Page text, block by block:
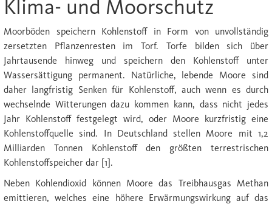
Klima- und Moorschutz
Moorböden speichern Kohlenstoff in Form von unvollständig
zersetzten Pflanzenresten im Torf. Torfe bilden sich über
Jahrtausende hinweg und speichern den Kohlenstoff unter
Wassersättigung permanent. Natürliche, lebende Moore sind
daher langfristig Senken für Kohlenstoff, auch wenn es durch
wechselnde Witterungen dazu kommen kann, dass nicht jedes
Jahr Kohlenstoff festgelegt wird, oder Moore kurzfristig eine
Kohlenstoffquelle sind. In Deutschland stellen Moore mit 1,2
Milliarden Tonnen Kohlenstoff den größten terrestrischen
Kohlenstoffspeicher dar [1].
Neben Kohlendioxid können Moore das Treibhausgas Methan
emittieren, welches eine höhere Erwärmungswirkung auf das